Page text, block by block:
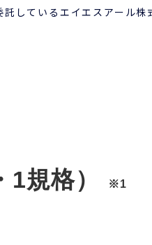
しているエイエスアール
規格） ※1